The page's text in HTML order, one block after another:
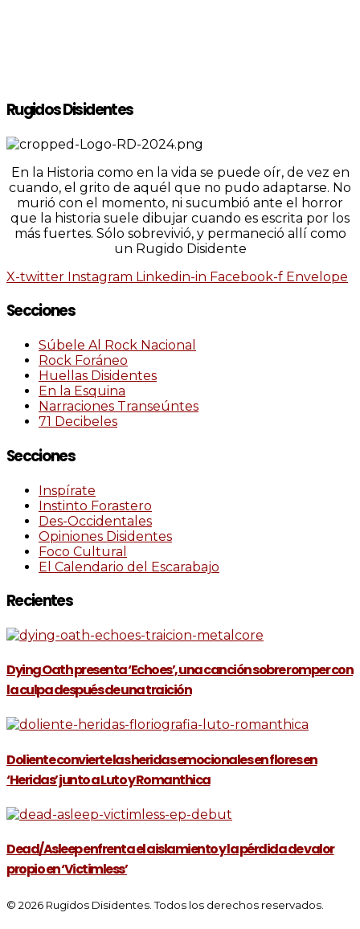
Rugidos Disidentes
En la Historia como en la vida se puede oír, de vez en
cuando, el grito de aquél que no pudo adaptarse. No
murió con el momento, ni sucumbió ante el horror
que la historia suele dibujar cuando es escrita por los
más fuertes. Sólo sobrevivió, y permaneció allí como
un Rugido Disidente
X-twitter Instagram Linkedin-in Facebook-f Envelope
Secciones
Súbele Al Rock Nacional
Rock Foráneo
Huellas Disidentes
En la Esquina
Narraciones Transeúntes
71 Decibeles
Secciones
Inspírate
Instinto Forastero
Des-Occidentales
Opiniones Disidentes
Foco Cultural
El Calendario del Escarabajo
Recientes
Dying Oath presenta ‘Echoes’, una canción sobre romper con
la culpa después de una traición
Doliente convierte las heridas emocionales en flores en
‘Heridas’ junto a Luto y Romanthica
Dead/Asleep enfrenta el aislamiento y la pérdida de valor
propio en ‘Victimless’
© 2026 Rugidos Disidentes. Todos los derechos reservados.